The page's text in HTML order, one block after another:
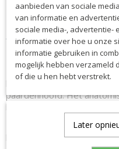
Specificaties
Productcode
326-2217
Omschrijving
Dit anatomisch gevormd
paardenhoofd. Het
betere drukverdeling.
Zowel de neusriem als
lamswol voor extra
aanbieden van sociale
van informatie en
sociale media-, advertentie-
informatie over hoe u onze
informatie gebruiken in
mogelijk hebben verzameld
of die u hen hebt verstrekt.
Later